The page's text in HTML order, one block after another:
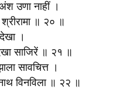
उणा नाहीं ।
॥ २० ॥
।
साजिरें ॥ २१ ॥
सावचित्त ।
विनविला ॥ २२ ॥